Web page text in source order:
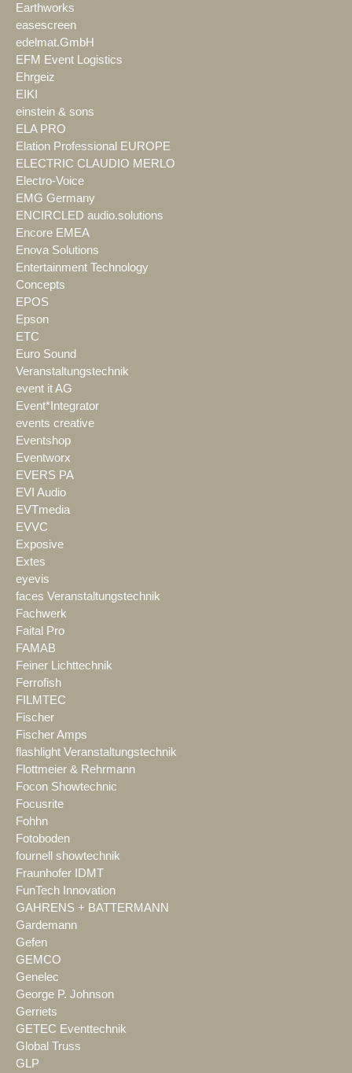
Earthworks
easescreen
edelmat.GmbH
EFM Event Logistics
Ehrgeiz
EIKI
einstein & sons
ELA PRO
Elation Professional EUROPE
ELECTRIC CLAUDIO MERLO
Electro-Voice
EMG Germany
ENCIRCLED audio.solutions
Encore EMEA
Enova Solutions
Entertainment Technology
Concepts
EPOS
Epson
ETC
Euro Sound
Veranstaltungstechnik
event it AG
Event*Integrator
events creative
Eventshop
Eventworx
EVERS PA
EVI Audio
EVTmedia
EVVC
Exposive
Extes
eyevis
faces Veranstaltungstechnik
Fachwerk
Faital Pro
FAMAB
Feiner Lichttechnik
Ferrofish
FILMTEC
Fischer
Fischer Amps
flashlight Veranstaltungstechnik
Flottmeier & Rehrmann
Focon Showtechnic
Focusrite
Fohhn
Fotoboden
fournell showtechnik
Fraunhofer IDMT
FunTech Innovation
GAHRENS + BATTERMANN
Gardemann
Gefen
GEMCO
Genelec
George P. Johnson
Gerriets
GETEC Eventtechnik
Global Truss
GLP